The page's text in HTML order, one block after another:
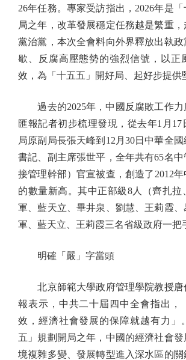
26年任務。專家受訪指出，2026年是
局之年，改革發展穩定任務越是繁重
黨治黨，本次全會料向外界釋放出執
歇、反腐高壓態勢的強烈信號，以正
效，為「十五五」開好局、起好步提供
過去的2025年，中國反腐敗工作力
匯報記者初步梳理發現，從去年1月
局原副局長張天峰到12月30日中華全
書記、副主席張世平，全年共有65名
接管理幹部）官宣被查，創造了2012
的數量新高。其中正部級8人（齊扎拉
軍、藍天立、畢井泉、劉慧、王莉霞
軍、藍天立、王莉霞三名省級政府一把
明確「嚴」字當頭
北京師範大學政府管理學院教授唐
報表示，中共二十屆四中全會指出，
效，經濟社會發展的保障就越有力」
五」規劃開局之年，中國的經濟社會
境複雜多變、發展轉型進入深水區的關